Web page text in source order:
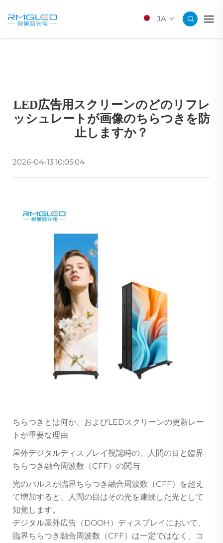
JA
LED広告用スクリーンのどのリフレ
ッシュレートが画像のちらつきを防
止しますか？
2026-04-13 10:05:04
ちらつきとは何か、およびLEDスクリーンの更新レー
トが重要な理由
屋外デジタルディスプレイ視認時の、人間の目と臨界
ちらつき融合周波数（CFF）の関与
光のパルスが臨界ちらつき融合周波数（CFF）を超え
て増加すると、人間の目はその光を連続した光として
知覚します。
デジタル屋外広告（DOOH）ディスプレイにおいて、
臨界ちらつき融合周波数（CFF）は一定ではなく、コ